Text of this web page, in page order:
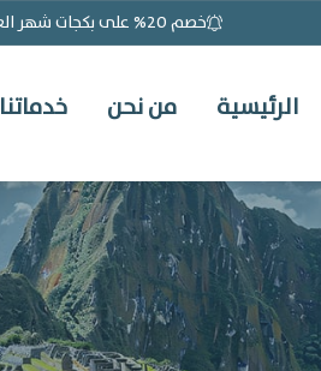
خصم 20% على بكجات شهر العسل
الرئيسية من نحن خدماتنا